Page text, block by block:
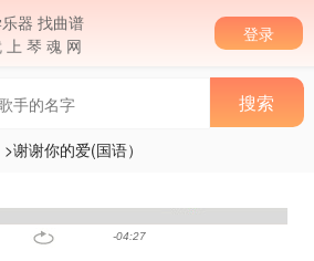
器 找曲谱
上 琴 魂 网
登录
>谢谢你的爱(国语）
-04:27